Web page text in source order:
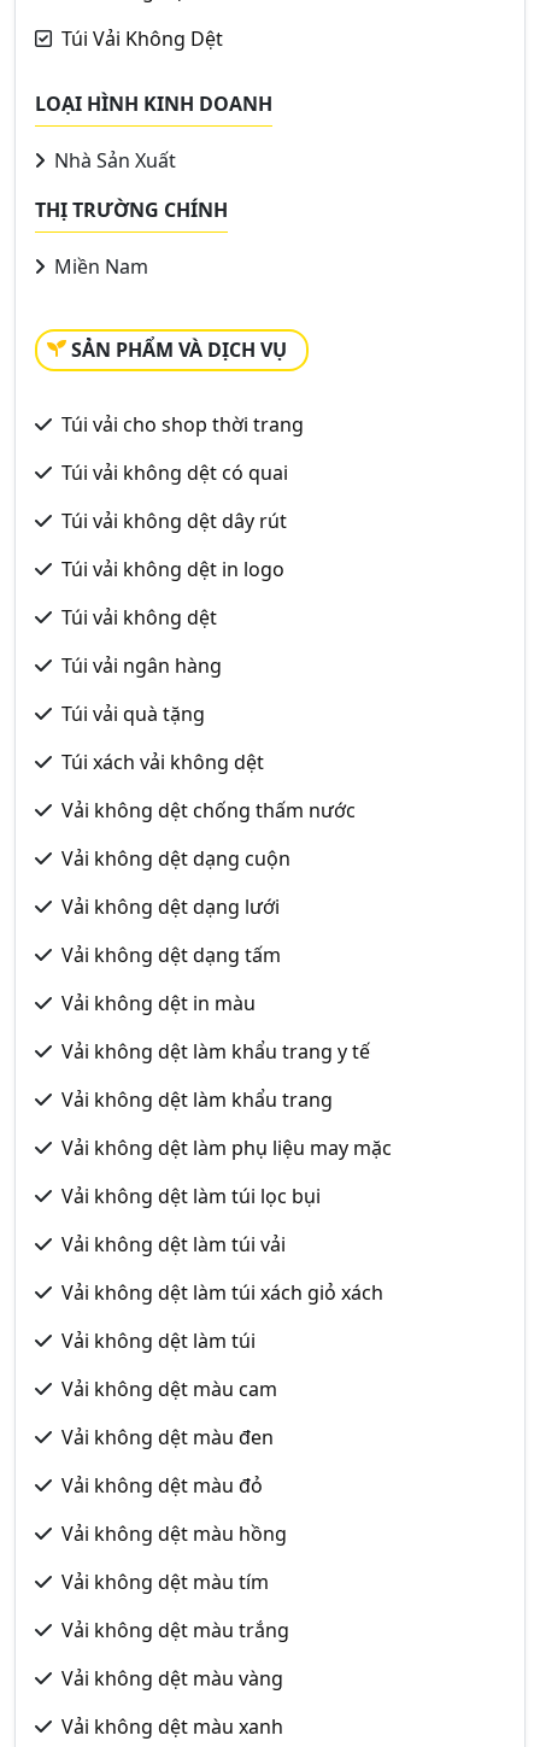
Túi Vải Không Dệt
LOẠI HÌNH KINH DOANH
Nhà Sản Xuất
THỊ TRƯỜNG CHÍNH
Miền Nam
SẢN PHẨM VÀ DỊCH VỤ
Túi vải cho shop thời trang
Túi vải không dệt có quai
Túi vải không dệt dây rút
Túi vải không dệt in logo
Túi vải không dệt
Túi vải ngân hàng
Túi vải quà tặng
Túi xách vải không dệt
Vải không dệt chống thấm nước
Vải không dệt dạng cuộn
Vải không dệt dạng lưới
Vải không dệt dạng tấm
Vải không dệt in màu
Vải không dệt làm khẩu trang y tế
Vải không dệt làm khẩu trang
Vải không dệt làm phụ liệu may mặc
Vải không dệt làm túi lọc bụi
Vải không dệt làm túi vải
Vải không dệt làm túi xách giỏ xách
Vải không dệt làm túi
Vải không dệt màu cam
Vải không dệt màu đen
Vải không dệt màu đỏ
Vải không dệt màu hồng
Vải không dệt màu tím
Vải không dệt màu trắng
Vải không dệt màu vàng
Vải không dệt màu xanh